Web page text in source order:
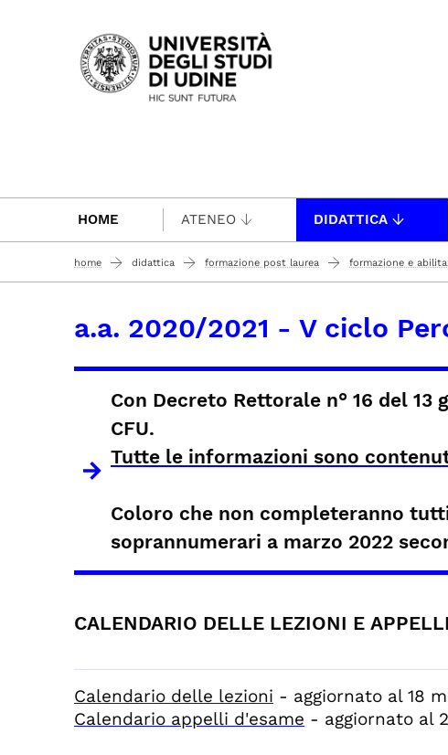
Passa al contenuto principale
HOME ATENEO DIDATTICA
home didattica formazione post laurea formazione e
a.a. 2020/2021 - V ciclo
Con Decreto Rettorale n° 16 del
CFU.
Tutte le informazioni sono
Coloro che non completeranno
soprannumerari a marzo 2022
CALENDARIO DELLE LEZIONI E
Calendario delle lezioni - aggiornato al 18
Calendario appelli d'esame - aggiornato al